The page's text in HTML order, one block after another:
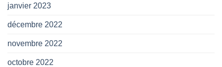
janvier 2023
décembre 2022
novembre 2022
octobre 2022